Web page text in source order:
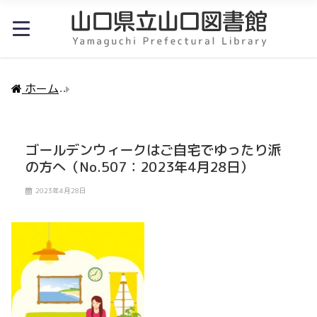
ホーム
ゴールデンウィークはご自宅でゆったり派
の方へ（No.507：2023年4月28日）
2023年4月28日